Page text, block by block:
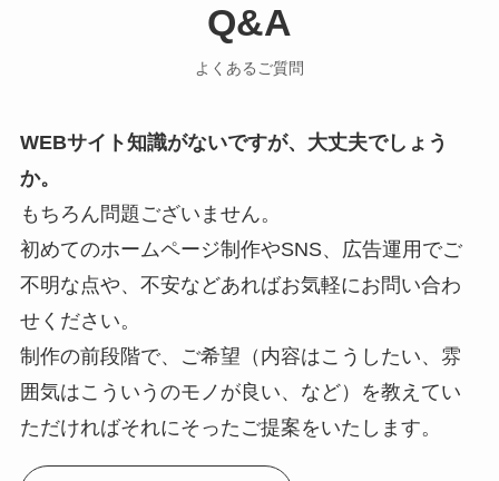
Q&A
よくあるご質問
WEBサイト知識がないですが、大丈夫でしょう
か。
もちろん問題ございません。
初めてのホームページ制作やSNS、広告運用でご
不明な点や、不安などあればお気軽にお問い合わ
せください。
制作の前段階で、ご希望（内容はこうしたい、雰
囲気はこういうのモノが良い、など）を教えてい
ただければそれにそったご提案をいたします。